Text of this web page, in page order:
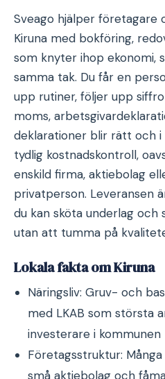
Sveago hjälper företagare
Kiruna med bokföring,
som knyter ihop ekonomi,
samma tak. Du får en
upp rutiner, följer upp
moms,
deklarationer blir rätt och i
tydlig kostnadskontroll,
enskild firma, aktiebolag
privatperson. Leveransen
du kan sköta underlag och
utan att tumma på
Lokala fakta om Kiruna
Näringsliv: Gruv- och
med LKAB som största
investerare i kommunen
Företagsstruktur:
små aktiebolag och